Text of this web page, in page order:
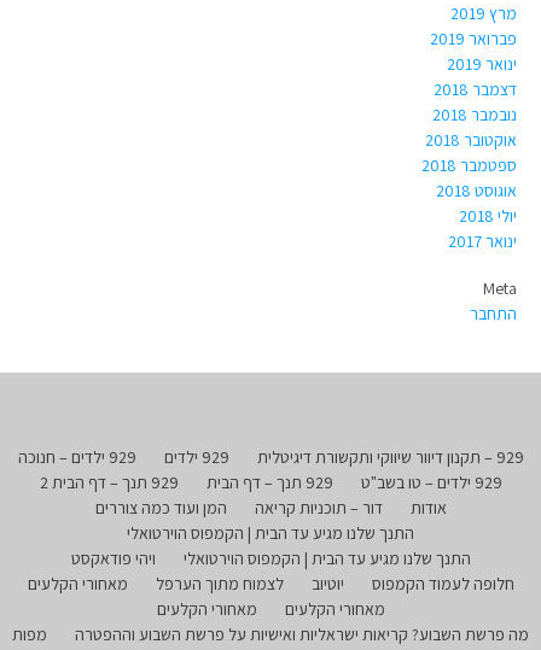
מרץ 2019
פברואר 2019
ינואר 2019
דצמבר 2018
נובמבר 2018
אוקטובר 2018
ספטמבר 2018
אוגוסט 2018
יולי 2018
ינואר 2017
Meta
התחבר
929 – תקנון דיוור שיווקי ותקשורת דיגיטלית 929 ילדים
929 ילדים – חנוכה
929 ילדים – טו בשב"ט
929 תנך – דף הבית
929 תנך – דף הבית 2
אודות
דור – תוכניות קריאה
המן ועוד כמה צוררים
התנך שלנו מגיע עד הבית | הקמפוס הוירטואלי
התנך שלנו מגיע עד הבית | הקמפוס הוירטואלי
ויהי פודאקסט
חלופה לעמוד הקמפוס
יוטיוב לצמוח מתוך הערפל
מאחורי הקלעים
מאחורי הקלעים
מאחורי הקלעים
מה פרשת השבוע? קריאות ישראליות ואישיות על פרשת השבוע וההפטרה
מפות